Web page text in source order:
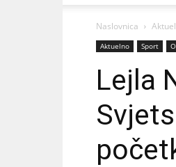
Naslovnica
Aktuelno Sport
Lejla